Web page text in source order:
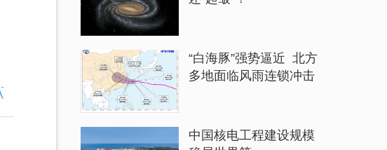
“白海豚”强势逼近 北方
多地面临风雨连锁冲击
中国核电工程建设规模